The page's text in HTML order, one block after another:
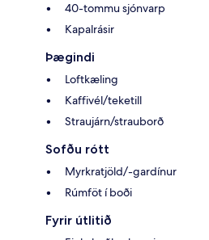
40-tommu sjónvarp
Kapalrásir
Þægindi
Loftkæling
Kaffivél/teketill
Straujárn/strauborð
Sofðu rótt
Myrkratjöld/-gardínur
Rúmföt í boði
Fyrir útlitið